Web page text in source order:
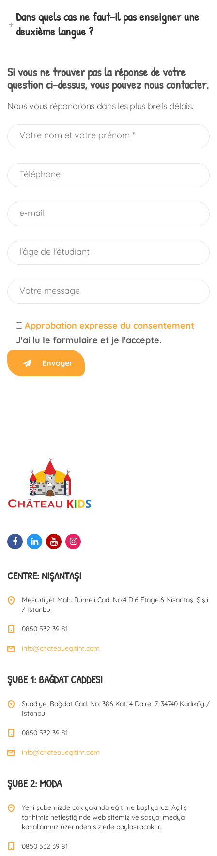
Dans quels cas ne faut-il pas enseigner une
deuxième langue ?
Si vous ne trouver pas la réponse de votre
question ci-dessus, vous pouvez nous contacter.
Nous vous répondrons dans les plus brefs délais.
Approbation expresse du consentement
J'ai lu le formulaire et je l'accepte.
Envoyer
CENTRE: NIŞANTAŞI
Meşrutiyet Mah. Rumeli Cad. No:4 D:6 Étage:6 Nişantaşı Şişli
/ Istanbul
0850 532 39 81
info@chateauegitim.com
ŞUBE 1: BAĞDAT CADDESI
Suadiye, Bağdat Cad. No: 386 Kat: 4 Daire: 7, 34740 Kadıköy /
İstanbul
0850 532 39 81
info@chateauegitim.com
ŞUBE 2: MODA
Yeni şubemizde çok yakında eğitime başlıyoruz. Açılış
tarihimiz netleştiğinde web sitemiz ve sosyal medya
kanallarımız üzerinden sizlerle paylaşılacaktır.
0850 532 39 81